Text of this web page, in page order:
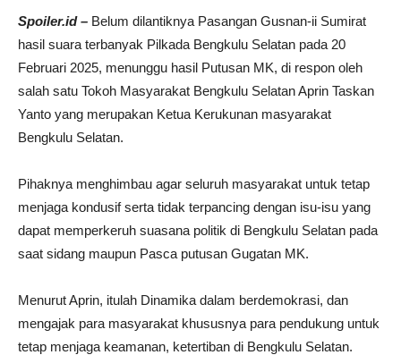
Spoiler.id – Belum dilantiknya Pasangan Gusnan-ii Sumirat
hasil suara terbanyak Pilkada Bengkulu Selatan pada 20
Februari 2025, menunggu hasil Putusan MK, di respon oleh
salah satu Tokoh Masyarakat Bengkulu Selatan Aprin Taskan
Yanto yang merupakan Ketua Kerukunan masyarakat
Bengkulu Selatan.
Pihaknya menghimbau agar seluruh masyarakat untuk tetap
menjaga kondusif serta tidak terpancing dengan isu-isu yang
dapat memperkeruh suasana politik di Bengkulu Selatan pada
saat sidang maupun Pasca putusan Gugatan MK.
Menurut Aprin, itulah Dinamika dalam berdemokrasi, dan
mengajak para masyarakat khususnya para pendukung untuk
tetap menjaga keamanan, ketertiban di Bengkulu Selatan.